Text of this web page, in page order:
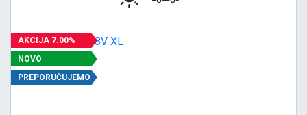
AKCIJA 7.00%
NOVO
PREPORUČUJEMO